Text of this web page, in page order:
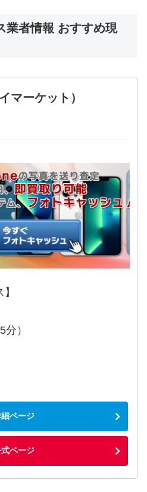
業者情報 おすすめ現
マーケット）
）
ページ
ページ